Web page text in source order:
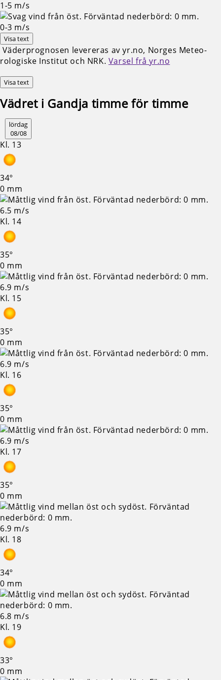
1-5 m/s
0-3 m/s
Visa text
Väderprognosen levereras av yr.no, Norges Meteo­
rologiske Institut och NRK. Varsel frå yr.no
Visa text
Vädret i Gandja timme för timme
lördag
08/08
Kl. 13
34°
0 mm
6.5 m/s
Kl. 14
35°
0 mm
6.9 m/s
Kl. 15
35°
0 mm
6.9 m/s
Kl. 16
35°
0 mm
6.9 m/s
Kl. 17
35°
0 mm
6.9 m/s
Kl. 18
34°
0 mm
6.8 m/s
Kl. 19
33°
0 mm